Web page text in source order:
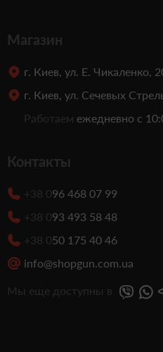
Магазин
г. Киев, ул. Е. Чикаленко,
г. Киев, ул. Сечевых
Работаем ежедневно с
Контакты
+38 096 468 07 99
+38 093 493 58 48
+38 050 175 40 46
info@shopgun.com.ua
Мы еще доступны в